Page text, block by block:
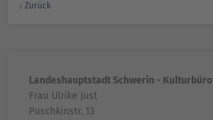
Zurück
Landeshauptstadt Schwerin - Kulturbüro
Frau Ulrike Just
Puschkinstr. 13